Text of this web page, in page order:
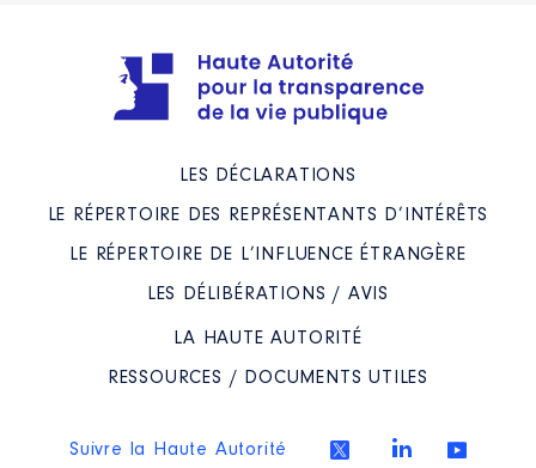
LES DÉCLARATIONS
LE RÉPERTOIRE DES REPRÉSENTANTS D’INTÉRÊTS
LE RÉPERTOIRE DE L’INFLUENCE ÉTRANGÈRE
LES DÉLIBÉRATIONS / AVIS
LA HAUTE AUTORITÉ
RESSOURCES / DOCUMENTS UTILES
Suivre la Haute Autorité